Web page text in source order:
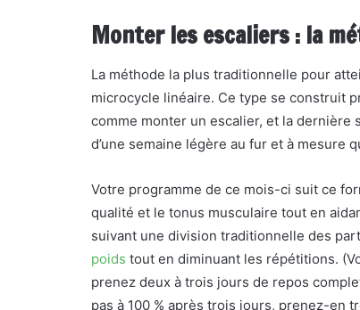
Monter les escaliers : la
La méthode la plus traditionnelle pour
microcycle linéaire. Ce type se construit
comme monter un escalier, et la dernière
d’une semaine légère au fur et à mesure
Votre programme de ce mois-ci suit ce
qualité et le tonus musculaire tout en
suivant une division traditionnelle des
poids tout en diminuant les répétitions.
prenez deux à trois jours de repos
pas à 100 % après trois jours, prenez-en